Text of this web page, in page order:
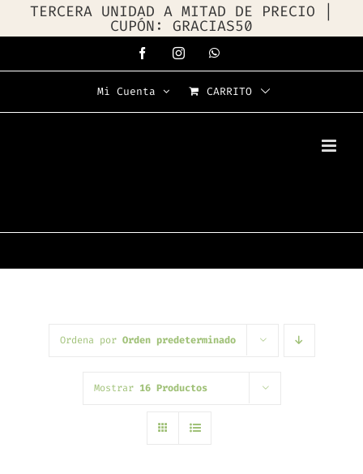
TERCERA UNIDAD A MITAD DE PRECIO |
CUPÓN: GRACIAS50
al
FacebookInstagramWhatsApp
Mi Cuenta CARRITO
Ordena por Orden predeterminado
Mostrar 16 Productos